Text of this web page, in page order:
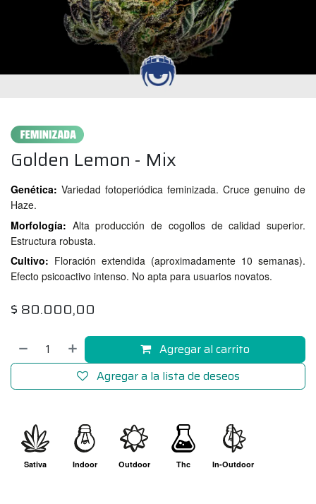
Golden Lemon - Mix
Genética: Variedad fotoperiódica feminizada. Cruce genuino de
Haze.
Morfología: Alta producción de cogollos de calidad superior.
Estructura robusta.
Cultivo: Floración extendida (aproximadamente 10 semanas).
Efecto psicoactivo intenso. No apta para usuarios novatos.
$ 80.000,00
Agregar al carrito
Agregar a la lista de deseos
Sativa Indoor Outdoor Thc In-Outdoor